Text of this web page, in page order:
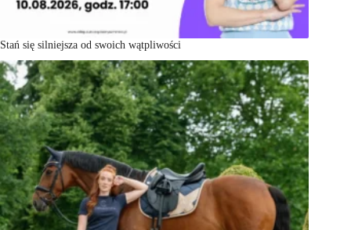
Stań się silniejsza od swoich wątpliwości